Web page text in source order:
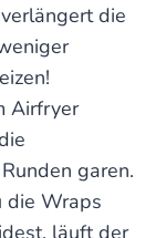
die
Airfryer
garen.
die Wraps